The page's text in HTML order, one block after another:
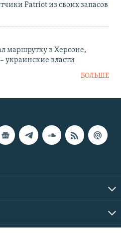
Patriot из своих запасов
маршрутку в Херсоне,
украинские власти
БОЛЬШЕ